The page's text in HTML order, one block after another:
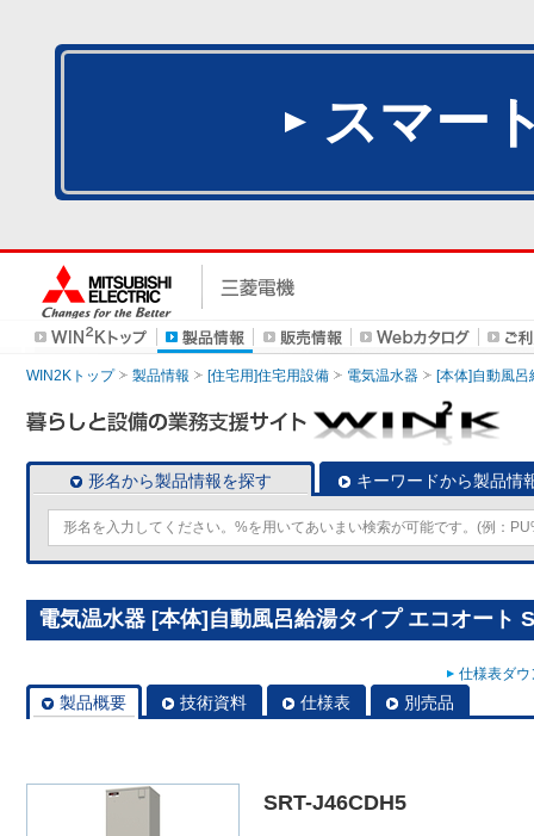
スマー
WIN2Kトップ 製品情報 [住宅用]住宅用設備 電気温水器 [本体]自動風
形名から製品情報を探す キーワードから製品情
電気温水器 [本体]自動風呂給湯タイプ エコオート
仕様表ダ
製品概要 技術資料 仕様表 別売品
SRT-J46CDH5